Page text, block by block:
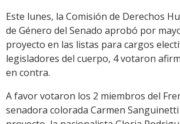
Este lunes, la Comisión de Derechos
de Género del Senado aprobó por
proyecto en las listas para cargos
legisladores del cuerpo, 4 votaron
en contra.
A favor votaron los 2 miembros del
senadora colorada Carmen